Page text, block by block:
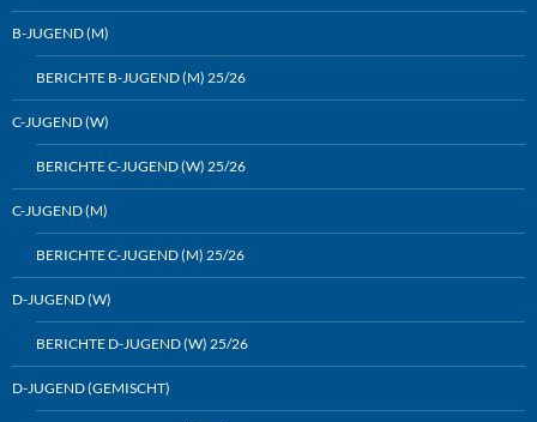
B-JUGEND (M)
BERICHTE B-JUGEND (M) 25/26
C-JUGEND (W)
BERICHTE C-JUGEND (W) 25/26
C-JUGEND (M)
BERICHTE C-JUGEND (M) 25/26
D-JUGEND (W)
BERICHTE D-JUGEND (W) 25/26
D-JUGEND (GEMISCHT)